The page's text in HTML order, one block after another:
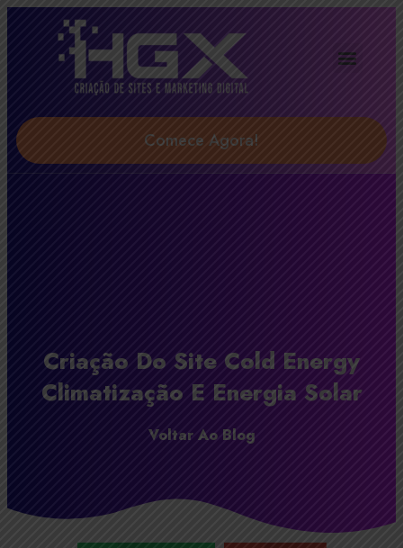
Comece Agora!
Criação Do Site Cold Energy
Climatização E Energia Solar
Voltar Ao Blog